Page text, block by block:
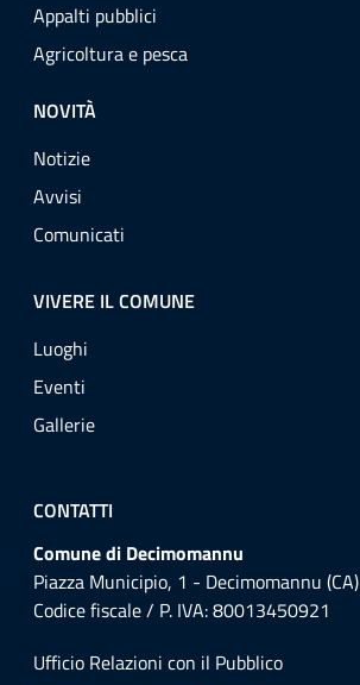
Appalti pubblici
Agricoltura e pesca
NOVITÀ
Notizie
Avvisi
Comunicati
VIVERE IL COMUNE
Luoghi
Eventi
Gallerie
CONTATTI
Comune di Decimomannu
Piazza Municipio, 1 - Decimomannu (CA)
Codice fiscale / P. IVA: 80013450921
Ufficio Relazioni con il Pubblico